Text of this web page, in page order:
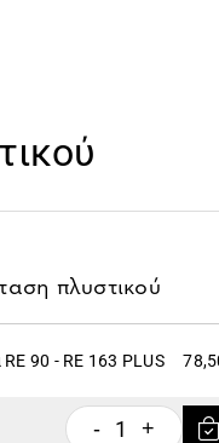
πλυστικού
90 - RE 163 PLUS
- 1 +